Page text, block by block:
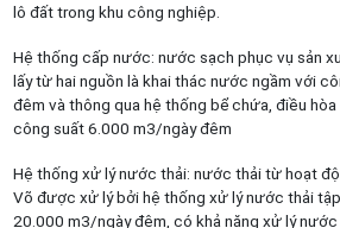
lô đất trong khu công nghiệp.
Hệ thống cấp nước: nước sạch phục vụ sản
lấy từ hai nguồn là khai thác nước ngầm với
đêm và thông qua hệ thống bể chứa, điều
công suất 6.000 m3/ngày đêm
Hệ thống xử lý nước thải: nước thải từ hoạt
Võ được xử lý bởi hệ thống xử lý nước thải
20.000 m3/ngày đêm, có khả năng xử lý